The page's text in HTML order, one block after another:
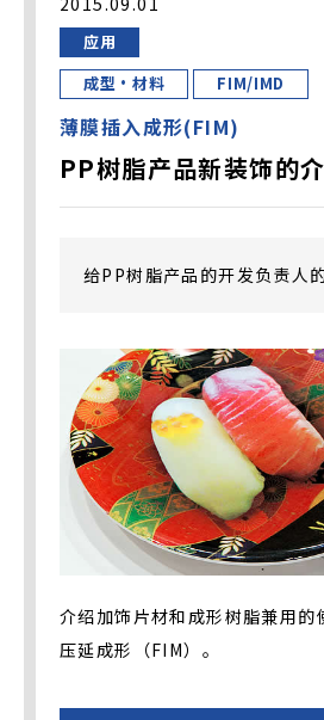
应用
成型・材料
FIM/IMD
薄膜插入成形(FIM)
PP树脂产品新装饰的
给PP树脂产品的开发负责人的
介绍加饰片材和成形树脂兼用的
压延成形（FIM）。